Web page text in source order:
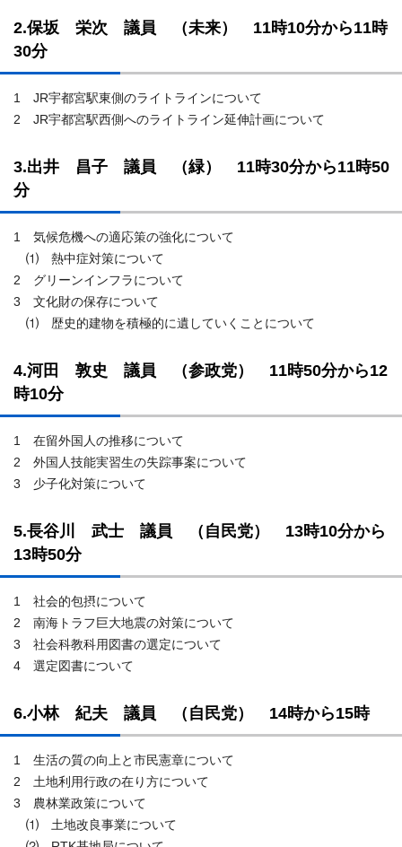
2.保坂 栄次 議員 （未来） 11時10分から11時
30分
1 JR宇都宮駅東側のライトラインについて
2 JR宇都宮駅西側へのライトライン延伸計画について
3.出井 昌子 議員 （緑） 11時30分から11時50
分
1 気候危機への適応策の強化について
⑴ 熱中症対策について
2 グリーンインフラについて
3 文化財の保存について
⑴ 歴史的建物を積極的に遺していくことについて
4.河田 敦史 議員 （参政党） 11時50分から12
時10分
1 在留外国人の推移について
2 外国人技能実習生の失踪事案について
3 少子化対策について
5.長谷川 武士 議員 （自民党） 13時10分から
13時50分
1 社会的包摂について
2 南海トラフ巨大地震の対策について
3 社会科教科用図書の選定について
4 選定図書について
6.小林 紀夫 議員 （自民党） 14時から15時
1 生活の質の向上と市民憲章について
2 土地利用行政の在り方について
3 農林業政策について
⑴ 土地改良事業について